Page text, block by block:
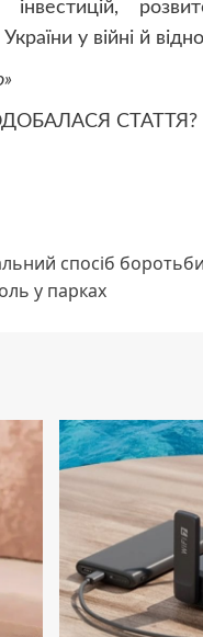
інвестицій,
у війні й
спосіб боротьби
у парках